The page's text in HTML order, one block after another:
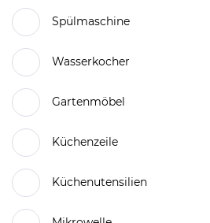
Spülmaschine
Wasserkocher
Gartenmöbel
Küchenzeile
Küchenutensilien